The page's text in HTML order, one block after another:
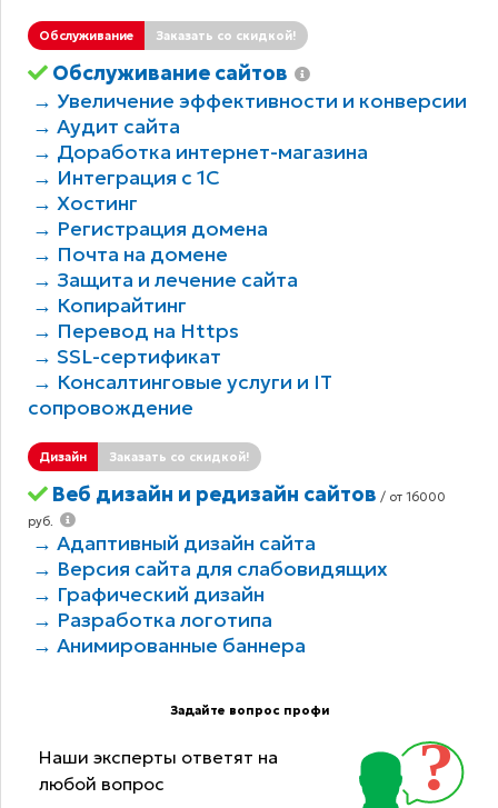
Обслуживание Заказать со скидкой!
Обслуживание сайтов
→ Увеличение эффективности и конверсии
→ Аудит сайта
→ Доработка интернет-магазина
→ Интеграция с 1С
→ Хостинг
→ Регистрация домена
→ Почта на домене
→ Защита и лечение сайта
→ Копирайтинг
→ Перевод на Https
→ SSL-сертификат
→ Консалтинговые услуги и IT
сопровождение
Дизайн Заказать со скидкой!
Веб дизайн и редизайн сайтов / от 16000
руб.
→ Адаптивный дизайн сайта
→ Версия сайта для слабовидящих
→ Графический дизайн
→ Разработка логотипа
→ Анимированные баннера
Задайте вопрос профи
Наши эксперты ответят на
любой вопрос